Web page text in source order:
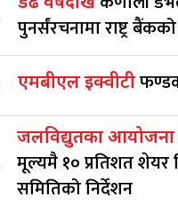
पुनर्संरचनामा राष्ट्र
एमबीएल इक्वीटी
जलविद्युतका आयोजना
मूल्यमै १० प्रतिशत शेयर
समितिको निर्देशन